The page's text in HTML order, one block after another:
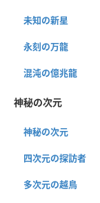
未知の新星
永刻の万龍
混沌の億兆龍
神秘の次元
神秘の次元
四次元の探訪者
多次元の越鳥